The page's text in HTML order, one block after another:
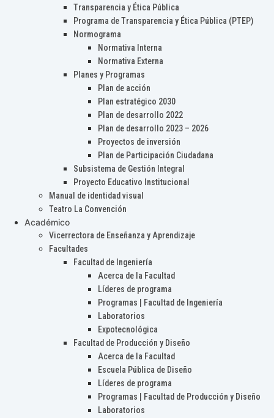
Transparencia y Ética Pública
Programa de Transparencia y Ética Pública (PTEP)
Normograma
Normativa Interna
Normativa Externa
Planes y Programas
Plan de acción
Plan estratégico 2030
Plan de desarrollo 2022
Plan de desarrollo 2023 – 2026
Proyectos de inversión
Plan de Participación Ciudadana
Subsistema de Gestión Integral
Proyecto Educativo Institucional
Manual de identidad visual
Teatro La Convención
Académico
Vicerrectora de Enseñanza y Aprendizaje
Facultades
Facultad de Ingeniería
Acerca de la Facultad
Líderes de programa
Programas | Facultad de Ingeniería
Laboratorios
Expotecnológica
Facultad de Producción y Diseño
Acerca de la Facultad
Escuela Pública de Diseño
Líderes de programa
Programas | Facultad de Producción y Diseño
Laboratorios